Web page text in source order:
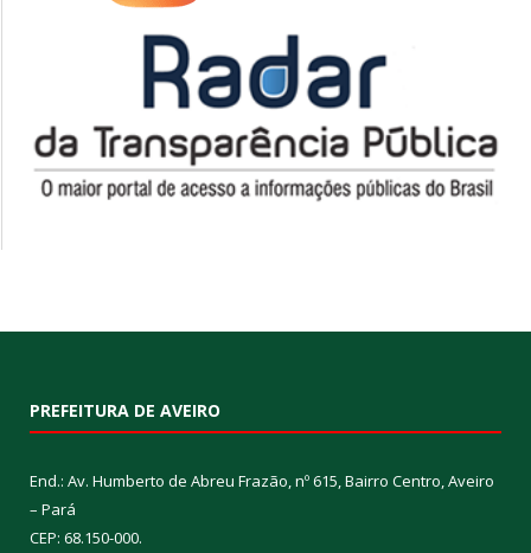
PREFEITURA DE AVEIRO
End.: Av. Humberto de Abreu Frazão, nº 615, Bairro Centro, Aveiro
– Pará
CEP: 68.150-000.